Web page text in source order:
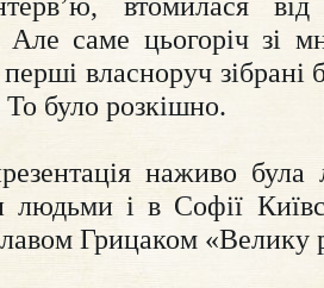
Але саме цьогоріч зі
власноруч зібрані
було розкішно.
наживо
і в Софії
Грицаком «Велику